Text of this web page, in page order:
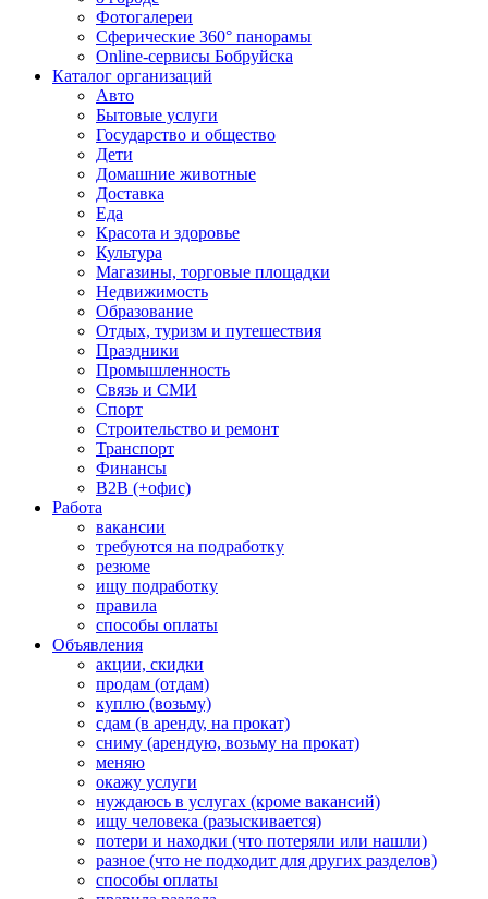
Фотогалереи
Сферические 360° панорамы
Online-сервисы Бобруйска
Каталог организаций
Авто
Бытовые услуги
Государство и общество
Дети
Домашние животные
Доставка
Еда
Красота и здоровье
Культура
Магазины, торговые площадки
Недвижимость
Образование
Отдых, туризм и путешествия
Праздники
Промышленность
Связь и СМИ
Спорт
Строительство и ремонт
Транспорт
Финансы
B2B (+офис)
Работа
вакансии
требуются на подработку
резюме
ищу подработку
правила
способы оплаты
Объявления
акции, скидки
продам (отдам)
куплю (возьму)
сдам (в аренду, на прокат)
сниму (арендую, возьму на прокат)
меняю
окажу услуги
нуждаюсь в услугах (кроме вакансий)
ищу человека (разыскивается)
потери и находки (что потеряли или нашли)
разное (что не подходит для других разделов)
способы оплаты